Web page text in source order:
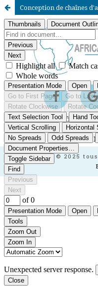
African
African SJ © 2025